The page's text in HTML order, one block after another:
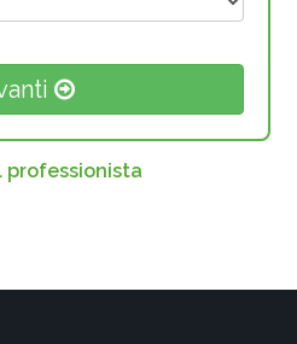
professionista